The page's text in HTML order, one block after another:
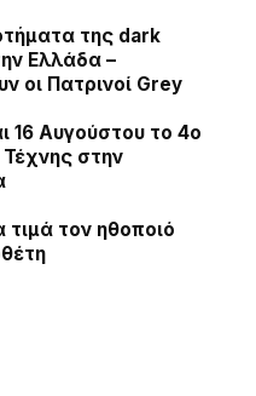
της dark
Ελλάδα –
οι Πατρινοί Grey
16 Αυγούστου το 4ο
στην
τον ηθοποιό